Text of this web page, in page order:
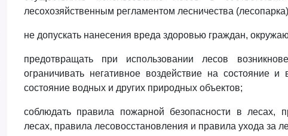
лесохозяйственным регламентом лесничества
не допускать нанесения вреда здоровью граждан,
предотвращать при использовании лесов
ограничивать негативное воздействие на состояние
состояние водных и других природных объектов;
соблюдать правила пожарной безопасности в лесах,
лесах, правила лесовосстановления и правила ухода за